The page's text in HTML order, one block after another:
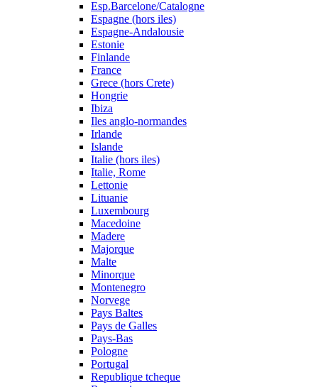
Esp.Barcelone/Catalogne
Espagne (hors iles)
Espagne-Andalousie
Estonie
Finlande
France
Grece (hors Crete)
Hongrie
Ibiza
Iles anglo-normandes
Irlande
Islande
Italie (hors iles)
Italie, Rome
Lettonie
Lituanie
Luxembourg
Macedoine
Madere
Majorque
Malte
Minorque
Montenegro
Norvege
Pays Baltes
Pays de Galles
Pays-Bas
Pologne
Portugal
Republique tcheque